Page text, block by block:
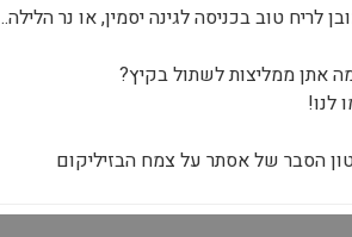
לריח טוב בכניסה לגינה יסמין, או נר הלילה..
אתן ממליצות לשתול בקיץ?
לנו!
הסבר של אסתר על צמח הבזיליקום